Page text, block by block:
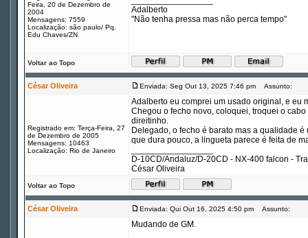
Feira, 20 de Dezembro de
2004
Mensagens: 7559
Localização: são paulo/ Pq.
Edu Chaves/ZN
Adalberto
"Não tenha pressa mas não perca tempo"
Voltar ao Topo
César Oliveira Enviada: Seg Out 13, 2025 7:46 pm Assunto:
Registrado em: Terça-Feira, 27
de Dezembro de 2005
Mensagens: 10463
Localização: Rio de Janeiro
Adalberto eu comprei um usado original, e eu
Chegou o fecho novo, coloquei, troquei o
direitinho.
Delegado, o fecho é barato mas a qualidade
que dura pouco, a lingueta parece é feita de
D-10CD/Andaluz/D-20CD - NX-400 falcon -
César Oliveira
Voltar ao Topo
César Oliveira Enviada: Qui Out 16, 2025 4:50 pm Assunto:
Mudando de GM.